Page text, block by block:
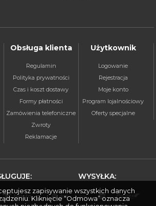
Obsługa klienta
Regulamin
Polityka prywatności
Czas i koszt dostawy
Formy płatności
Zamówienia telefoniczne
Zwroty
Reklamacje
Użytkownik
Logowanie
Rejestracja
Moje konto
Program lojalnościowy
Oferty specjalne
WYSYŁKA:
zapisywanie wszystkich danych
Kliknięcie “Odmowa” oznacza